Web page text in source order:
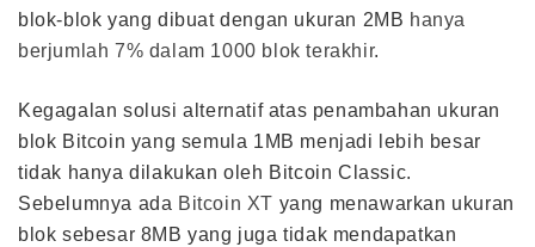
blok-blok yang dibuat dengan ukuran 2MB hanya
berjumlah 7% dalam 1000 blok terakhir.
Kegagalan solusi alternatif atas penambahan ukuran
blok Bitcoin yang semula 1MB menjadi lebih besar
tidak hanya dilakukan oleh Bitcoin Classic.
Sebelumnya ada Bitcoin XT yang menawarkan ukuran
blok sebesar 8MB yang juga tidak mendapatkan